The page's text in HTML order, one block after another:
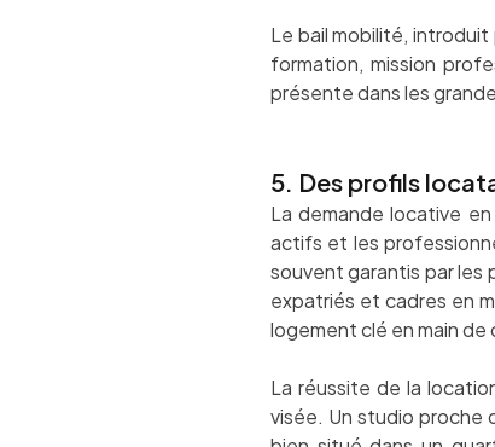
Le bail mobilité, introduit
formation, mission
présente dans les
5. Des profils
La demande locative
actifs et les
souvent garantis par les
expatriés et cadres en
logement clé en main de
La réussite de la
visée. Un studio proche